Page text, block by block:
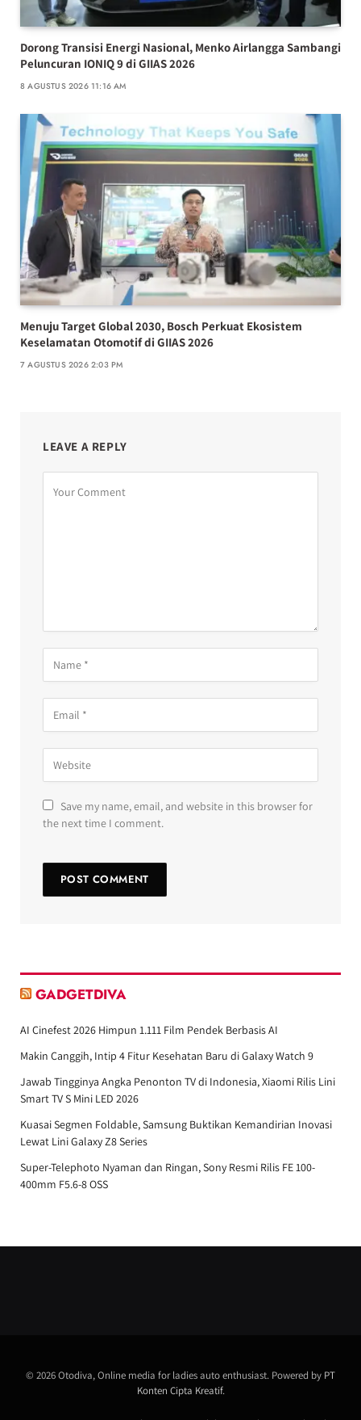
Dorong Transisi Energi Nasional, Menko Airlangga Sambangi
Peluncuran IONIQ 9 di GIIAS 2026
8 AGUSTUS 2026 11:16 AM
Menuju Target Global 2030, Bosch Perkuat Ekosistem
Keselamatan Otomotif di GIIAS 2026
7 AGUSTUS 2026 2:03 PM
LEAVE A REPLY
Save my name, email, and website in this browser for
the next time I comment.
GADGETDIVA
AI Cinefest 2026 Himpun 1.111 Film Pendek Berbasis AI
Makin Canggih, Intip 4 Fitur Kesehatan Baru di Galaxy Watch 9
Jawab Tingginya Angka Penonton TV di Indonesia, Xiaomi Rilis Lini
Smart TV S Mini LED 2026
Kuasai Segmen Foldable, Samsung Buktikan Kemandirian Inovasi
Lewat Lini Galaxy Z8 Series
Super-Telephoto Nyaman dan Ringan, Sony Resmi Rilis FE 100-
400mm F5.6-8 OSS
© 2026 Otodiva, Online media for ladies auto enthusiast. Powered by PT
Konten Cipta Kreatif.